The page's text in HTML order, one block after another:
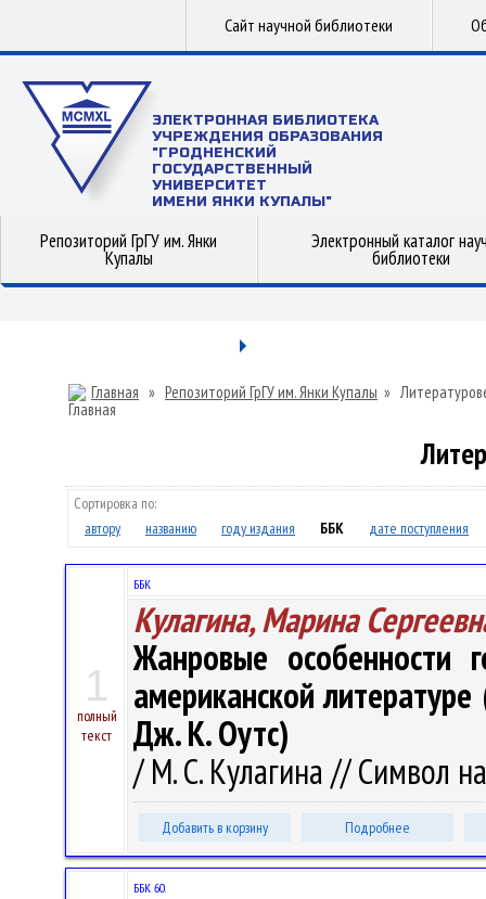
Сайт научной библиотеки
ЭЛЕКТРОННАЯ БИБЛИОТЕКА
УЧРЕЖДЕНИЯ ОБРАЗОВАНИЯ
"ГРОДНЕНСКИЙ
ГОСУДАРСТВЕННЫЙ
УНИВЕРСИТЕТ
ИМЕНИ ЯНКИ КУПАЛЫ"
Репозиторий ГрГУ им. Янки
Купалы
Электронный каталог
библиотеки
Главная » Репозиторий ГрГУ им. Янки Купалы »
Сортировка по:
автору
названию году издания ББК дате поступления
1
полный
текст
ББК
Кулагина, Марина
Жанровые особенности
американской
Дж. К. Оутс)
/ М. С. Кулагина // Символ
Добавить в корзину Подробнее
ББК 60.